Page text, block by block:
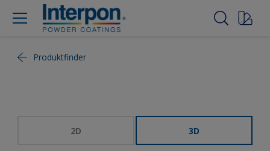
Produktfinder
2D 3D